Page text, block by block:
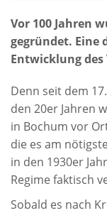
Vor 100 Jahren
gegründet. Eine
Entwicklung des
Denn seit dem
den 20er Jahren
in Bochum vor
die es am
in den 1930er
Regime faktisch
Sobald es nach